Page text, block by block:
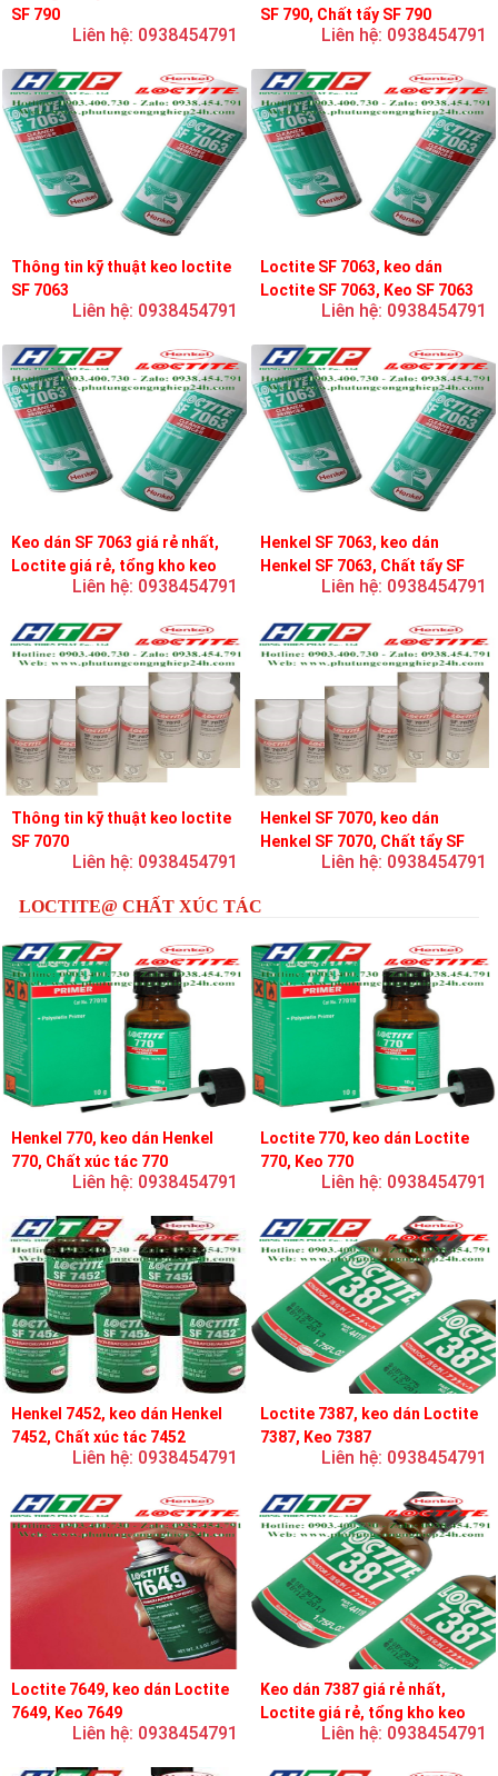
SF 790
Liên hệ: 0938454791
SF 790, Chất tẩy SF 790
Liên hệ: 0938454791
Thông tin kỹ thuật keo loctite
SF 7063
Liên hệ: 0938454791
Loctite SF 7063, keo dán
Loctite SF 7063, Keo SF 7063
Liên hệ: 0938454791
Keo dán SF 7063 giá rẻ nhất,
Loctite giá rẻ, tổng kho keo
Liên hệ: 0938454791
Henkel SF 7063, keo dán
Henkel SF 7063, Chất tẩy SF
Liên hệ: 0938454791
Thông tin kỹ thuật keo loctite
SF 7070
Liên hệ: 0938454791
Henkel SF 7070, keo dán
Henkel SF 7070, Chất tẩy SF
Liên hệ: 0938454791
LOCTITE@ CHẤT XÚC TÁC
Henkel 770, keo dán Henkel
770, Chất xúc tác 770
Liên hệ: 0938454791
Loctite 770, keo dán Loctite
770, Keo 770
Liên hệ: 0938454791
Henkel 7452, keo dán Henkel
7452, Chất xúc tác 7452
Liên hệ: 0938454791
Loctite 7387, keo dán Loctite
7387, Keo 7387
Liên hệ: 0938454791
Loctite 7649, keo dán Loctite
7649, Keo 7649
Liên hệ: 0938454791
Keo dán 7387 giá rẻ nhất,
Loctite giá rẻ, tổng kho keo
Liên hệ: 0938454791